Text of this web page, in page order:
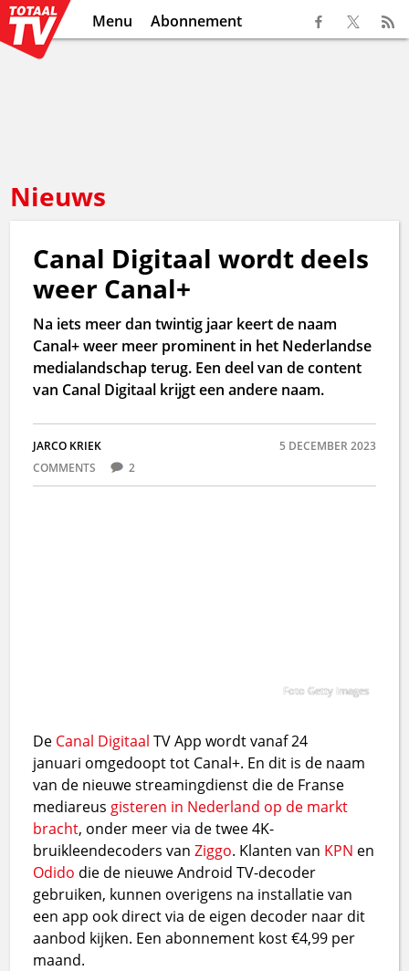
Menu Abonnement
Nieuws
Canal Digitaal wordt deels
weer Canal+
Na iets meer dan twintig jaar keert de naam
Canal+ weer meer prominent in het Nederlandse
medialandschap terug. Een deel van de content
van Canal Digitaal krijgt een andere naam.
JARCO KRIEK
5 DECEMBER 2023
COMMENTS
2
Foto Getty Images
De Canal Digitaal TV App wordt vanaf 24
januari omgedoopt tot Canal+. En dit is de naam
van de nieuwe streamingdienst die de Franse
mediareus gisteren in Nederland op de markt
bracht, onder meer via de twee 4K-
bruikleendecoders vanZiggo. Klanten van KPN en
Odido die de nieuwe Android TV-decoder
gebruiken, kunnen overigens na installatie van
een app ook direct via de eigen decoder naar dit
aanbod kijken. Een abonnement kost €4,99 per
maand.